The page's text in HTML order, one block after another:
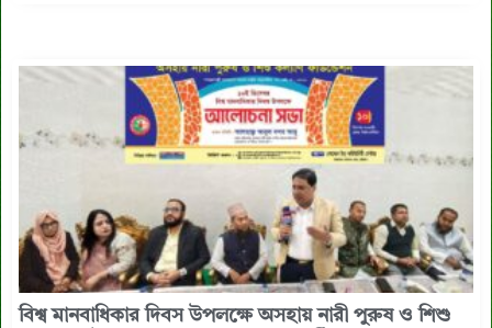
বিশ্ব মানবাধিকার দিবস উপলক্ষে অসহায় নারী পুরুষ ও শিশু